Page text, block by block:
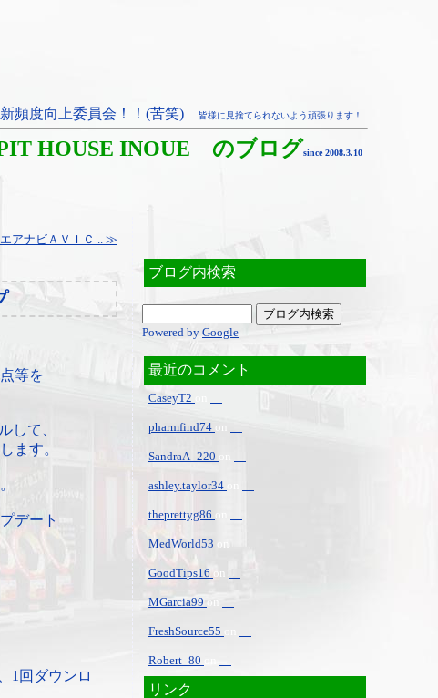
新頻度向上委員会！！(苦笑) 皆様に見捨てられないよう頑張ります！
HOUSE INOUE のブログsince 2008.3.10
ナビＡＶＩＣ .. ≫
等を
して、
ます。
デート
1回ダウンロ
ブログ内検索
Powered by Google
最近のコメント
CaseyT2
pharmfind74 on
SandraA_220
ashley.taylor34
theprettyg86
MedWorld53 on
GoodTips16 on
MGarcia99 on
FreshSource55
Robert_80
リンク